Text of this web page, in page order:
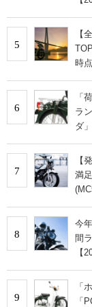
5
【
時
6
「
ラ
ダ
7
【
満
8
今
間
【
9
「
「